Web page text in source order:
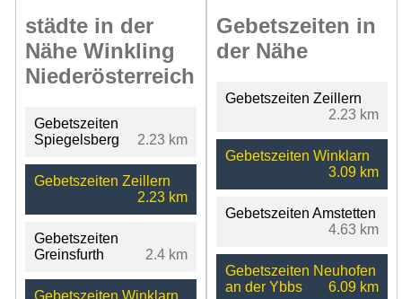
städte in der
Nähe Winkling
Niederösterreich
Gebetszeiten
Spiegelsberg
2.23 km
Gebetszeiten Zeillern
2.23 km
Gebetszeiten
Greinsfurth
2.4 km
Gebetszeiten in
der Nähe
Gebetszeiten Zeillern
2.23 km
Gebetszeiten Winklarn
3.09 km
Gebetszeiten Amstetten
4.63 km
Gebetszeiten Neuhofen
an der Ybbs
6.09 km